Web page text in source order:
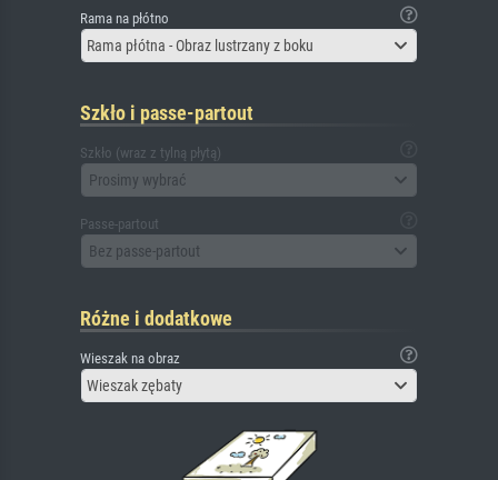
Rama na płótno
Rama płótna - Obraz lustrzany z boku
Szkło i passe-partout
Szkło (wraz z tylną płytą)
Prosimy wybrać
Passe-partout
Bez passe-partout
Różne i dodatkowe
Wieszak na obraz
Wieszak zębaty